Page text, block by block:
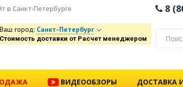
в Санкт-Петербурге 8
Ваш город: Санкт-Петербург
Стоимость доставки от Расчет менеджером
ВИДЕООБЗОРЫ ДОСТАВКА